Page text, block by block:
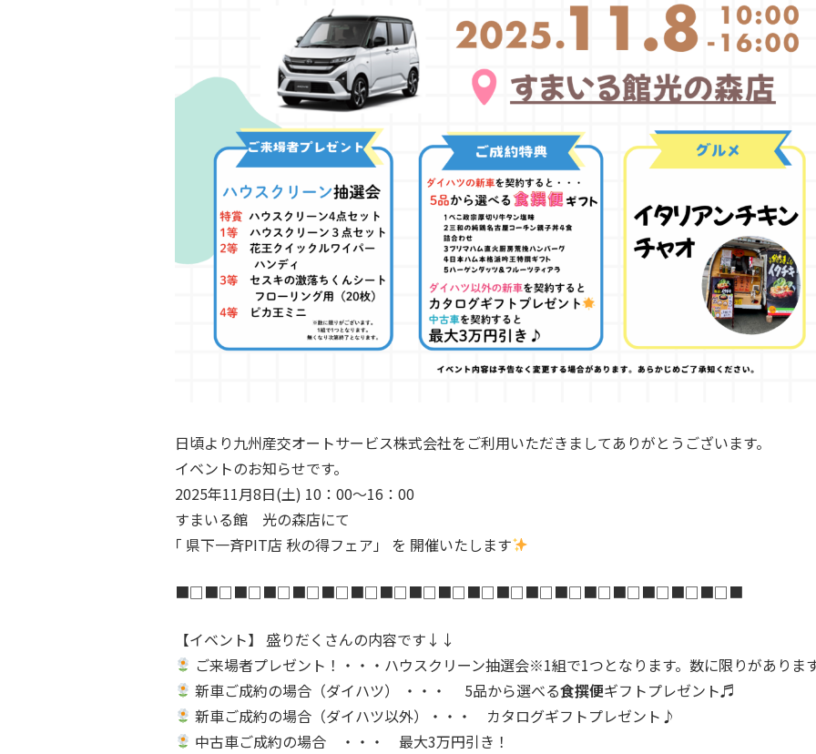
日頃より九州産交オートサービス株式会社をご利用いただきましてありがとうございます。
イベントのお知らせです。
2025年11月8日(土) 10：00～16：00
すまいる館 光の森店にて
｢ 県下一斉PIT店 秋の得フェア」 を 開催いたします
■□■□■□■□■□■□■□■□■□■□■□■□■□■□■□■□■□■□■□■
【イベント】 盛りだくさんの内容です↓↓
ご来場者プレゼント！・・・ハウスクリーン抽選会※1組で1つとなります。数に限りがありま
新車ご成約の場合（ダイハツ） ・・・ 5品から選べる食撰便ギフトプレゼント♬
新車ご成約の場合（ダイハツ以外）・・・ カタログギフトプレゼント♪
中古車ご成約の場合 ・・・ 最大3万円引き！